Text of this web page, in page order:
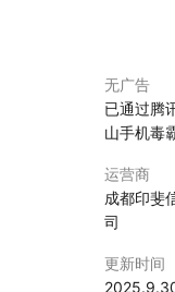
无广告
已通过腾
山手机毒
运营商
成都印斐
司
更新时间